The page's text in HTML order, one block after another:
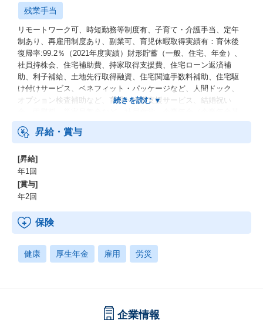
残業手当
リモートワーク可、時短勤務等制度有、子育て・介護手当、定年
制あり、再雇用制度あり、副業可、育児休暇取得実績有：育休後
復帰率:99.2％（2021年度実績）財形貯蓄（一般、住宅、年金）、
社員持株会、住宅補助費、持家取得支援費、住宅ローン返済補
助、利子補給、土地先行取得融資、住宅関連手数料補助、住宅駆
け付けサービス、ベネフィット・パッケージなど、人間ドック、
オプション検査補助など、育児・介護支援サービス、結婚祝い
金、確定拠出年金）、電気通信共済会(個人年金、遺児育英基金)
昇給・賞与
[昇給]
年1回
[賞与]
年2回
保険
健康 厚生年金 雇用 労災
企業情報